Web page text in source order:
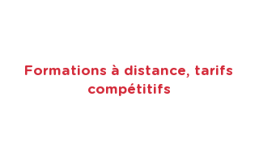
Formations à distance, tarifs
compétitifs